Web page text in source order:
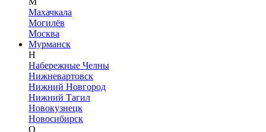
Махачкала
Могилёв
Москва
Мурманск
Н
Набережные Челны
Нижневартовск
Нижний Новгород
Нижний Тагил
Новокузнецк
Новосибирск
О